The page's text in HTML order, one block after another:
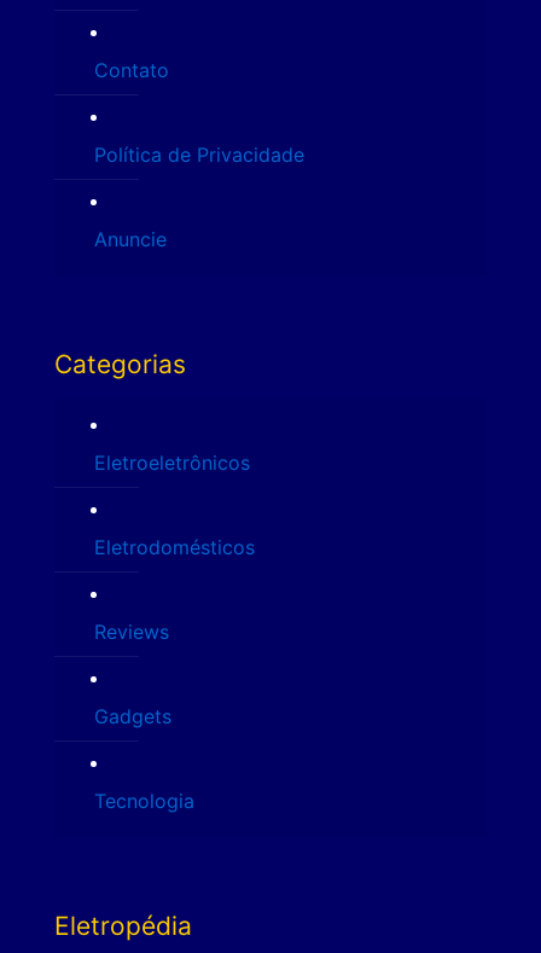
Contato
Política de Privacidade
Anuncie
Categorias
Eletroeletrônicos
Eletrodomésticos
Reviews
Gadgets
Tecnologia
Eletropédia